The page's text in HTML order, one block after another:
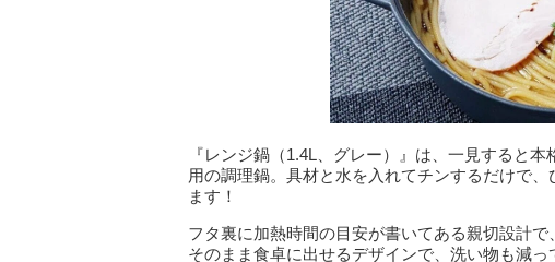
『レンジ鍋（1.4L、グレー）』は、一見すると
用の調理鍋。具材と水を入れてチンするだけで
ます！
フタ裏に加熱時間の目安が書いてある親切設計
そのまま食卓に出せるデザインで、洗い物も減っ